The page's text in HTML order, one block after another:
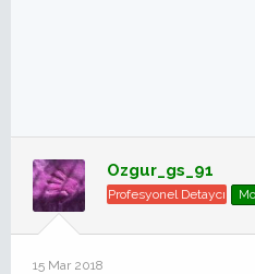
Ozgur_gs_91
Profesyonel Detaycı
15 Mar 2018